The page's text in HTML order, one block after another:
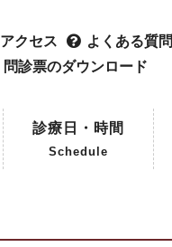
アクセス
よくある質問
問診票のダウンロード
診療日・時間
Schedule